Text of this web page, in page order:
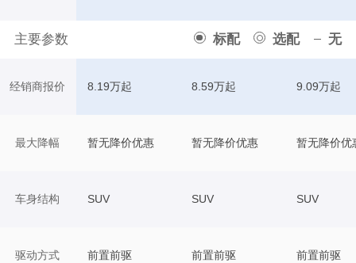
主要参数 标配 选配 无
经销商报价
最大降幅
车身结构
驱动方式
8.19万起 8.59万起 9.09万起
暂无降价优惠 暂无降价优惠 暂无降价优
SUV SUV SUV
前置前驱 前置前驱 前置前驱